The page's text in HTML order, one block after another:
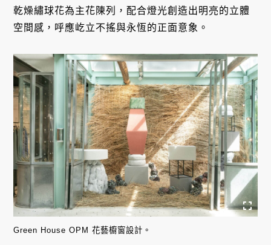
乾燥繡球花為主花陳列，配合燈光創造出明亮的立體
空間感，呼應屹立不搖與永恆的正面意象。
Green House OPM 花藝櫥窗設計。